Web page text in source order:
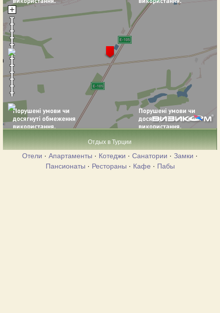
Отдых в Турции
Отели · Апартаменты · Котеджи · Санатории · Замки ·
Пансионаты · Рестораны · Кафе · Пабы